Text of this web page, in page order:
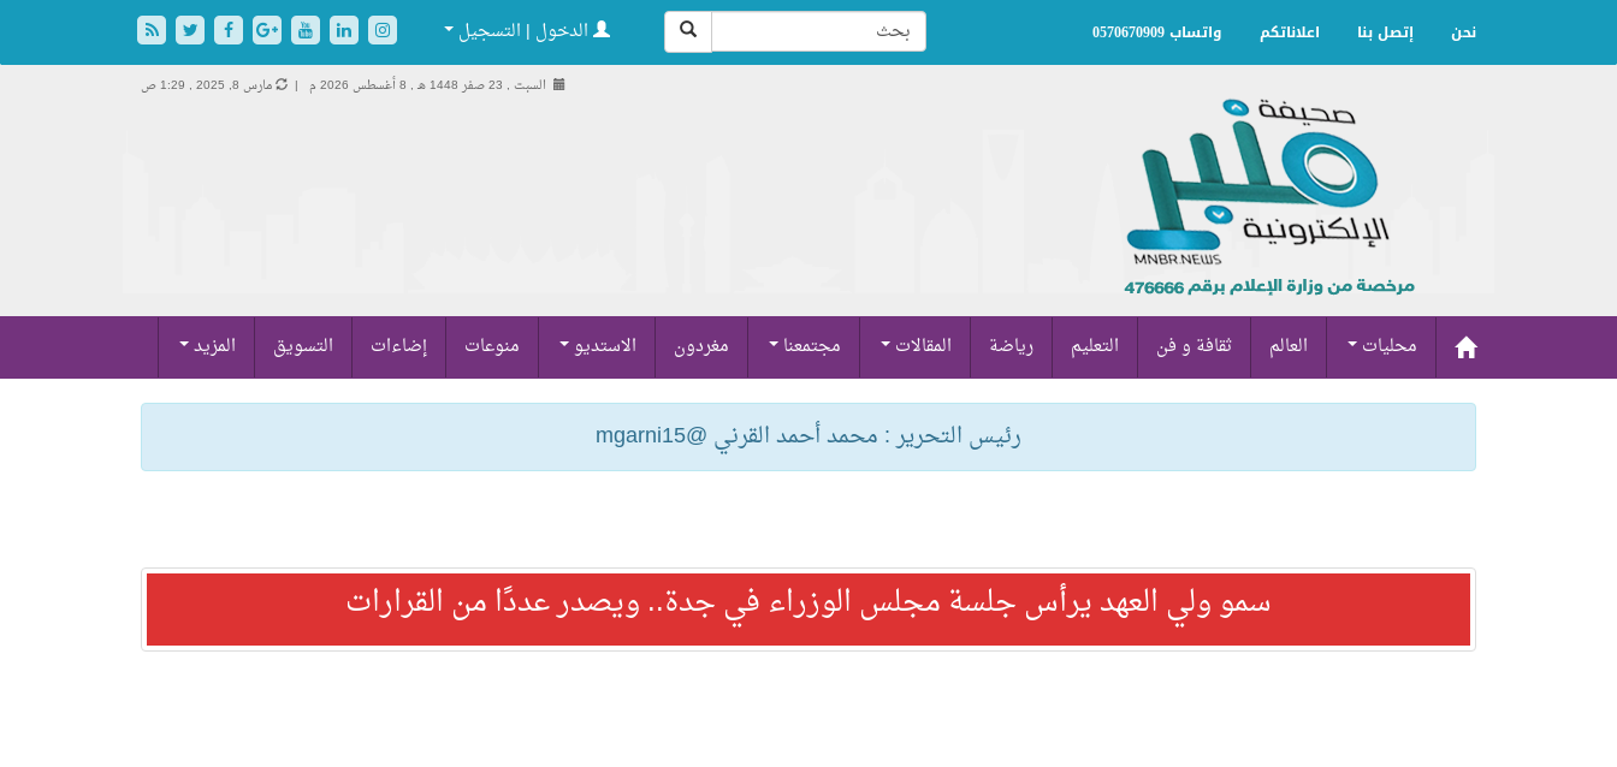
نحن إتصل بنا اعلاناتكم واتساب 0570670909 الدخول | التسجيل
السبت , 23 صفر 1448 هـ , 8 أغسطس 2026 م | مارس 8, 2025 , 1:29 ص
محليات العالم ثقافة و فن التعليم رياضة المقالات مجتمعنا مغردون الاستديو منوعات إضاءات التسويق المزيد
رئيس التحرير : محمد أحمد القرني @mgarni15
سمو ولي العهد يرأس جلسة مجلس الوزراء في جدة.. ويصدر عددًا من القرارات